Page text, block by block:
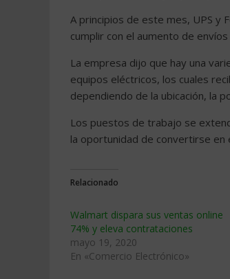
A principios de este mes, UPS y
cumplir con el aumento de
La empresa dijo que hay una
equipos eléctricos, los cuales
dependiendo de la ubicación, la
Los puestos de trabajo se
la oportunidad de convertirse en
Relacionado
Walmart dispara sus ventas online
74% y eleva contrataciones
mayo 19, 2020
En «Comercio Electrónico»